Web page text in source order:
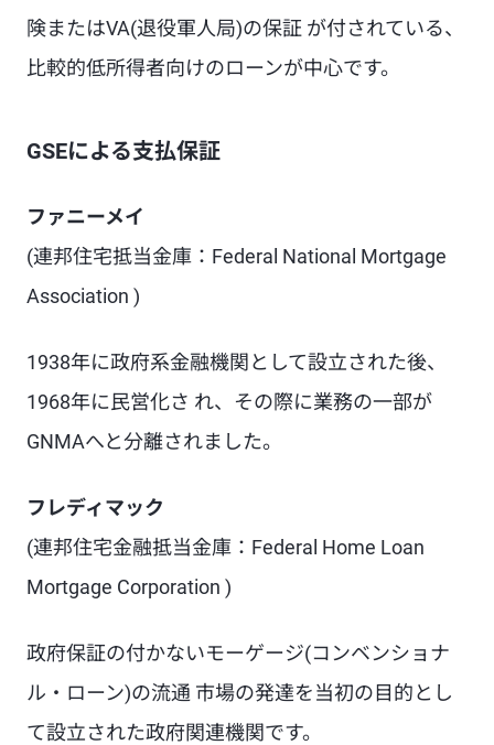
険またはVA(退役軍人局)の保証 が付されている、
比較的低所得者向けのローンが中心です。
GSEによる支払保証
ファニーメイ
(連邦住宅抵当金庫：Federal National Mortgage
Association )
1938年に政府系金融機関として設立された後、
1968年に民営化さ れ、その際に業務の一部が
GNMAへと分離されました。
フレディマック
(連邦住宅金融抵当金庫：Federal Home Loan
Mortgage Corporation )
政府保証の付かないモーゲージ(コンベンショナ
ル・ローン)の流通 市場の発達を当初の目的とし
て設立された政府関連機関です。